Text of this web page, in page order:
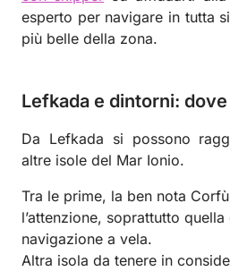
esperto per navigare in tutta
più belle della zona.
Lefkada e dintorni:
Da Lefkada si possono
altre isole del Mar Ionio.
Tra le prime, la ben nota
l’attenzione, soprattutto
navigazione a vela.
Altra isola da tenere in